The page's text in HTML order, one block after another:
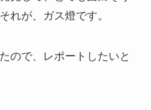
れが、ガス燈です。
ので、レポートしたいと